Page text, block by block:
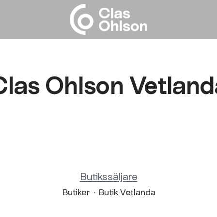
Ohlson
Butikssäljare
Butiker · Butik Vetlanda